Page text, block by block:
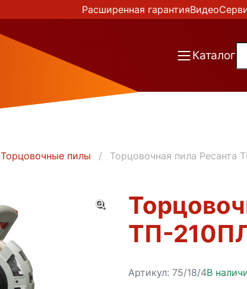
Расширенная гарантияВидео
Каталог
Торцовочные пилы Торцовочная пила Ресанта
ТП-
Артикул: 75/18/4В